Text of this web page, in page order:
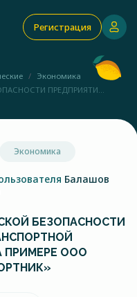
Регистрация
Экономика
ПРЕДПРИЯТИ...
Экономика
Балашов
БЕЗОПАСНОСТИ
ПРИМЕРЕ ООО